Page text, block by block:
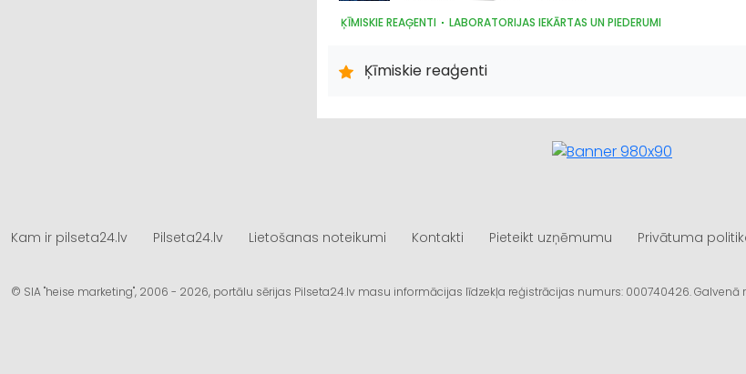
ĶĪMISKIE REAĢENTI LABORATORIJAS IEKĀRTAS UN PIEDERUMI
Ķīmiskie reaģenti
Kam ir pilseta24.lv Pilseta24.lv Lietošanas noteikumi Kontakti Pieteikt uzņēmumu Privātuma
© SIA "heise marketing", 2006 - 2026, portālu sērijas Pilseta24.lv masu informācijas līdzekļa reģistrācijas numurs: 000740426. Galvenā